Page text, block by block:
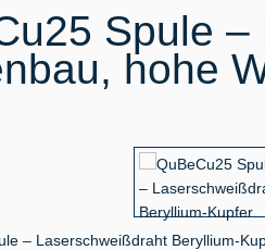
Spule
hohe